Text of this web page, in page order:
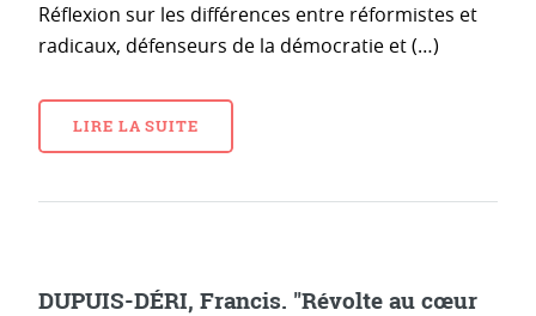
Réflexion sur les différences entre réformistes et
radicaux, défenseurs de la démocratie et (…)
LIRE LA SUITE
DUPUIS-DÉRI, Francis. "Révolte au cœur